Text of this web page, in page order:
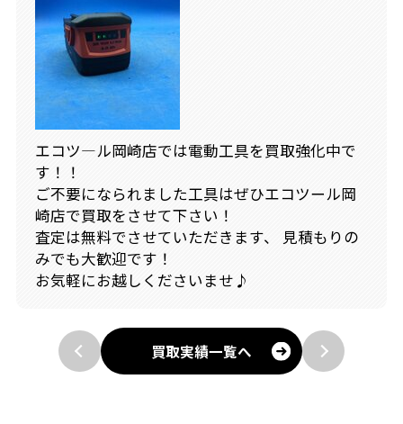
エコツ―ル岡崎店では電動工具を買取強化中で
す！！
ご不要になられました工具はぜひエコツール岡
崎店で買取をさせて下さい！
査定は無料でさせていただきます、 見積もりの
みでも大歓迎です！
お気軽にお越しくださいませ♪
買取実績一覧へ